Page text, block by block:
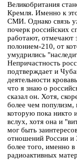
Великобритания
Кремля. Именно к
СМИ. Однако связь
почерк российских
работают, отмечают
полонием-210, от
умудрились
Непричастность
подтверждает и
деятельности
что я знаю о
сказал он. Хотя,
более чем
которую пока никто
вслух, хотя она и
мог быть
отношений России и
более того, именно
радиоактивных